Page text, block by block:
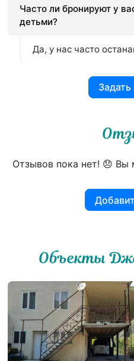
Часто ли бронируют у
детьми?
Да, у нас часто
Отзывов пока нет! 😞 Вы
Объекты